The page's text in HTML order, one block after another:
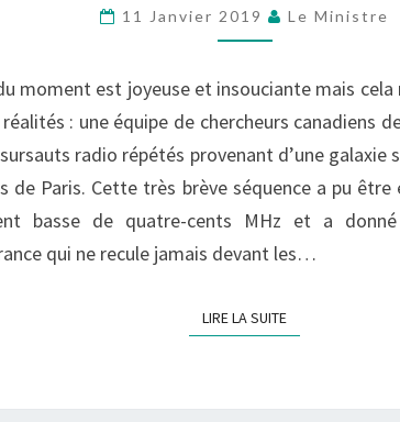
11 Janvier 2019 Le Ministre
moment est joyeuse et insouciante mais
: une équipe de chercheurs canadiens
radio répétés provenant d’une galaxie
de Paris. Cette très brève séquence a pu
basse de quatre-cents MHz et a
qui ne recule jamais devant les…
LIRE LA SUITELIRE LA SUITE